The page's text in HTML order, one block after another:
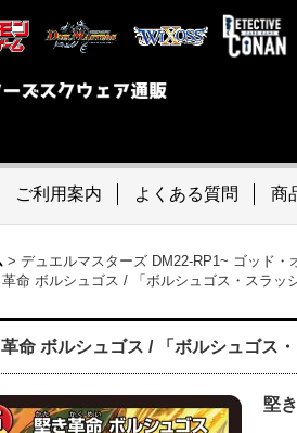
ご利用案内 よくある質問 商
> デュエルマスターズ DM22-RP1~ ゴッド・
命 ボルシュゴス / 「ボルシュゴス・スラッ
命 ボルシュゴス / 「ボルシュゴス
堅